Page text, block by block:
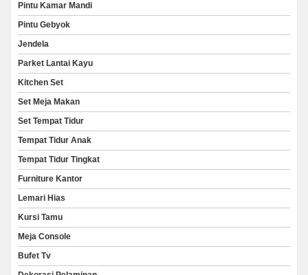
Pintu Kamar Mandi
Pintu Gebyok
Jendela
Parket Lantai Kayu
Kitchen Set
Set Meja Makan
Set Tempat Tidur
Tempat Tidur Anak
Tempat Tidur Tingkat
Furniture Kantor
Lemari Hias
Kursi Tamu
Meja Console
Bufet Tv